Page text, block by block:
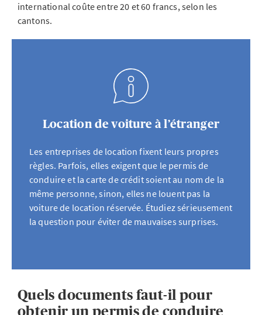
international coûte entre 20 et 60 francs, selon les
cantons.
Location de voiture à l’étranger
Les entreprises de location fixent leurs propres
règles. Parfois, elles exigent que le permis de
conduire et la carte de crédit soient au nom de la
même personne, sinon, elles ne louent pas la
voiture de location réservée. Étudiez sérieusement
la question pour éviter de mauvaises surprises.
Quels documents faut-il pour
obtenir un permis de conduire